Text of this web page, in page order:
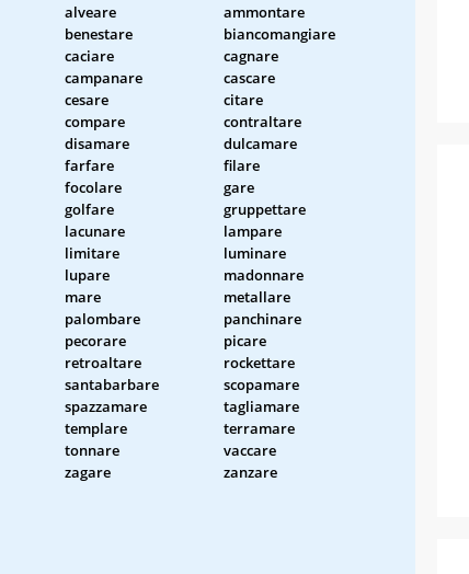
alveare
ammontare
benestare
biancomangiare
caciare
cagnare
campanare
cascare
cesare
citare
compare
contraltare
disamare
dulcamare
farfare
filare
focolare
gare
golfare
gruppettare
lacunare
lampare
limitare
luminare
lupare
madonnare
mare
metallare
palombare
panchinare
pecorare
picare
retroaltare
rockettare
santabarbare
scopamare
spazzamare
tagliamare
templare
terramare
tonnare
vaccare
zagare
zanzare